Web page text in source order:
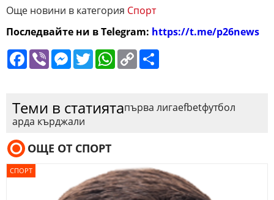
Още новини в категория Спорт
Последвайте ни в Telegram: https://t.me/p26news
Facebook
ViberMessenger
TwitterWhatsApp
Copy
Link
Теми в статиятапърва лигаefbetфутбол
арда кърджали
ОЩЕ ОТ СПОРТ
СПОРТ